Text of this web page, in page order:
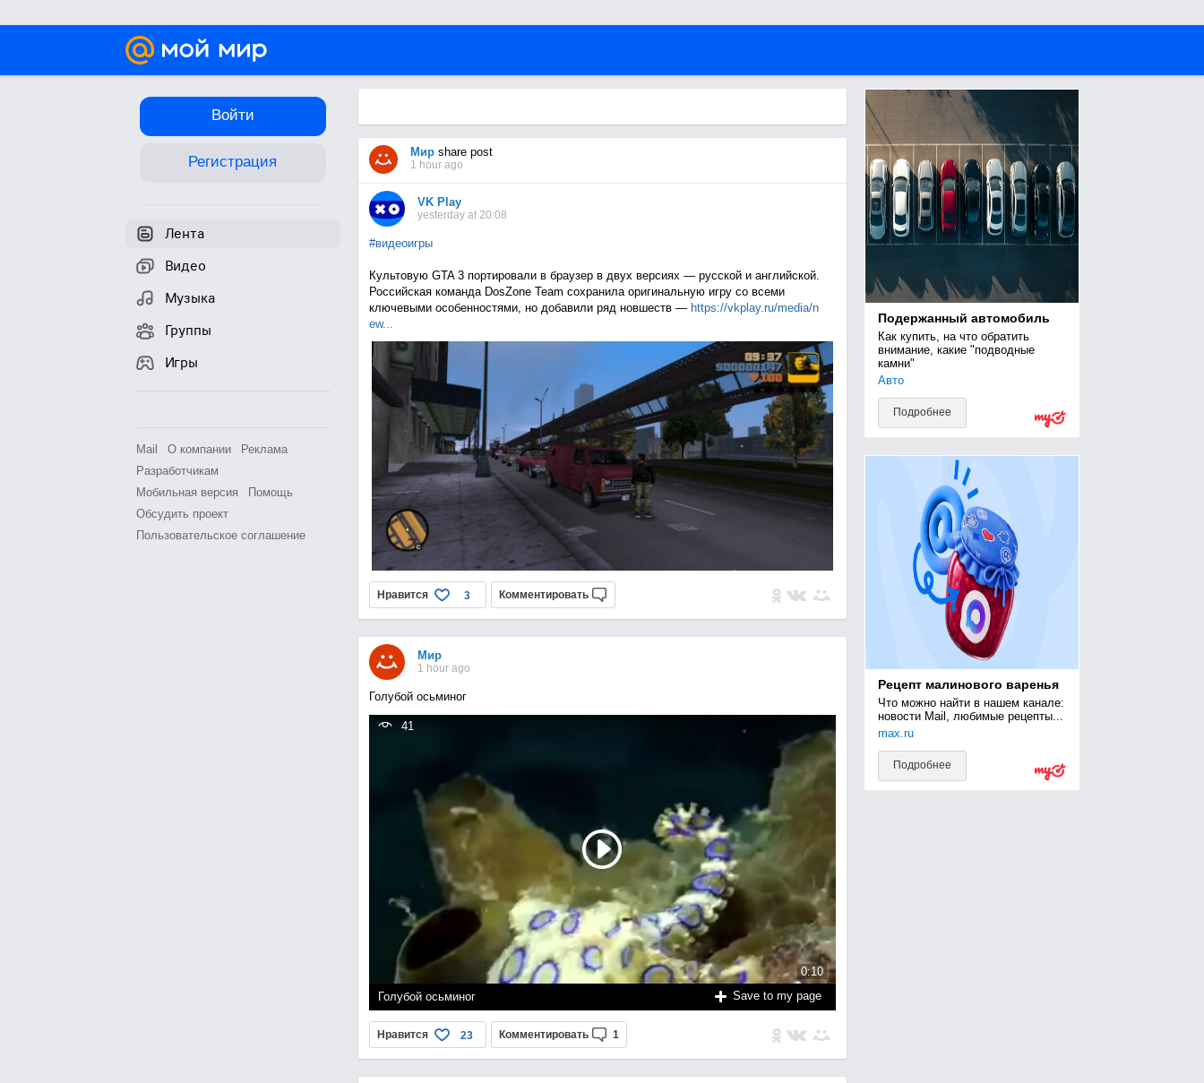
Войти
Регистрация
Лента
Видео
Музыка
Группы
Игры
Mail О компании
Реклама
Разработчикам
Мобильная версия
Помощь
Обсудить проект
Пользовательское соглашение
Мирshare post
1 hour ago
VK Play
yesterday at 20:08
#видеоигры
Культовую GTA 3 портировали в браузер в двух версиях — русской и английской.
Российская команда DosZone Team сохранила оригинальную игру со всеми
ключевыми особенностями, но добавили ряд новшеств — https://vkplay.ru/media/n
ew...
Нравится 3 Комментировать
Мир
1 hour ago
Голубой осьминог
0:10
41
Голубой осьминог Save to my page
Нравится 23 Комментировать 1
Подержанный автомобиль
Как купить, на что обратить
внимание, какие "подводные
камни"
Авто
Подробнее
Рецепт малинового варенья
Что можно найти в нашем канале:
новости Mail, любимые рецепты...
max.ru
Подробнее